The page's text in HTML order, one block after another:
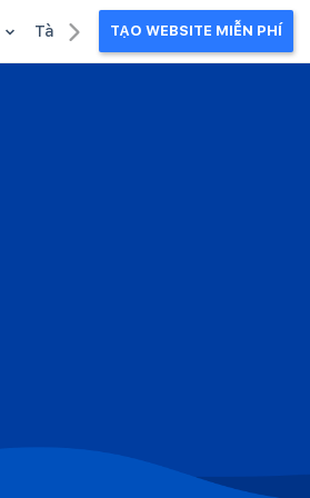
Tài liệu kinh doanhTẠO WEBSITE MIỄN PHÍ